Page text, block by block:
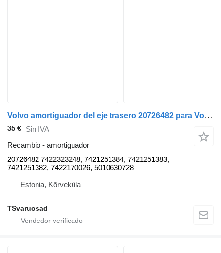
Volvo amortiguador del eje trasero 20726482 para Volvo FE-280 camión
35 € Sin IVA
Recambio - amortiguador
20726482 7422323248, 7421251384, 7421251383,
7421251382, 7422170026, 5010630728
Estonia, Kõrveküla
TSvaruosad